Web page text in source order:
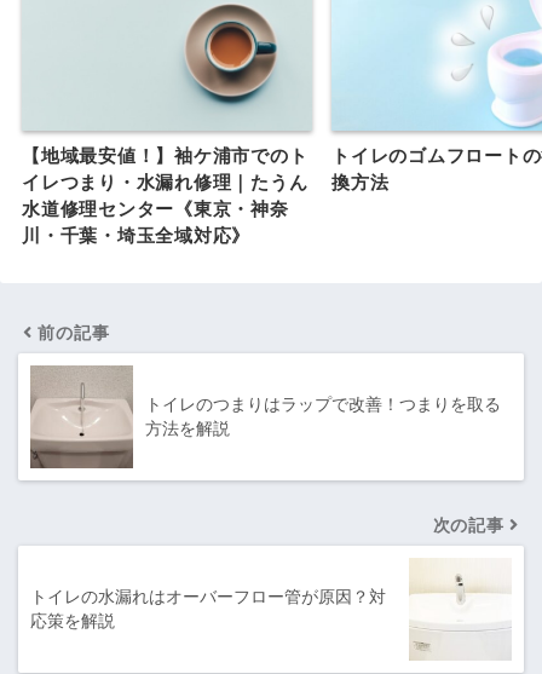
【地域最安値！】袖ケ浦市でのト
イレつまり・水漏れ修理｜たうん
水道修理センター《東京・神奈
川・千葉・埼玉全域対応》
トイレのゴムフロート
換方法
前の記事
トイレのつまりはラップで改善！つまりを取る
方法を解説
次の記事
トイレの水漏れはオーバーフロー管が原因？対
応策を解説